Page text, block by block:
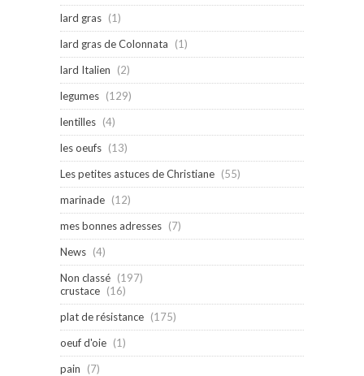
lard gras (1)
lard gras de Colonnata
(1)
lard Italien
(2)
legumes (129)
lentilles (4)
les oeufs (13)
Les petites astuces de Christiane (55)
marinade (12)
mes bonnes adresses (7)
News (4)
Non classé (197)
crustace (16)
plat de résistance (175)
oeuf d'oie (1)
pain
(7)